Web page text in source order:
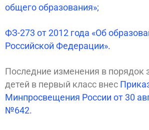
общего образования»;
ФЗ-273 от 2012 года «Об
Российской Федерации».
Последние изменения в порядок
детей в первый класс внес
Минпросвещения России от 30
№642.